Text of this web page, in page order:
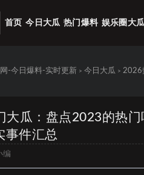
首页 今日大瓜 热门爆料 娱乐圈大瓜
-今日爆料-实时更新 > 今日大瓜 > 2026
大瓜：盘点2023的热
事件汇总
编